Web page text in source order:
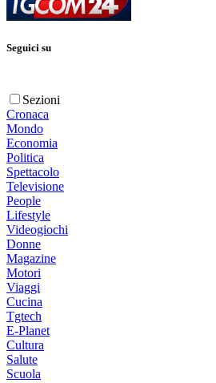
Seguici su
Sezioni
Cronaca
Mondo
Economia
Politica
Spettacolo
Televisione
People
Lifestyle
Videogiochi
Donne
Magazine
Motori
Viaggi
Cucina
Tgtech
E-Planet
Cultura
Salute
Scuola